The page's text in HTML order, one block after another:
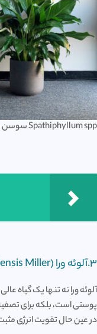
Spathiphyllum spp سوسن یا نیلوفر صلح
3.آلوئه ورا (Aloe barbadensis Miller)
آلوئه ورا نه تنها یک گیاه
پوستی است، بلکه برای
در عین حال تقویت انرژی